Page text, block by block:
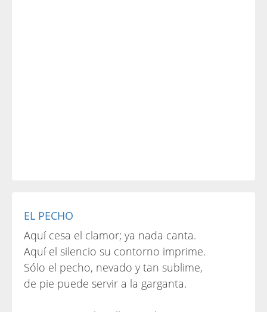
EL PECHO
Aquí cesa el clamor; ya nada canta.
Aquí el silencio su contorno imprime.
Sólo el pecho, nevado y tan sublime,
de pie puede servir a la garganta.